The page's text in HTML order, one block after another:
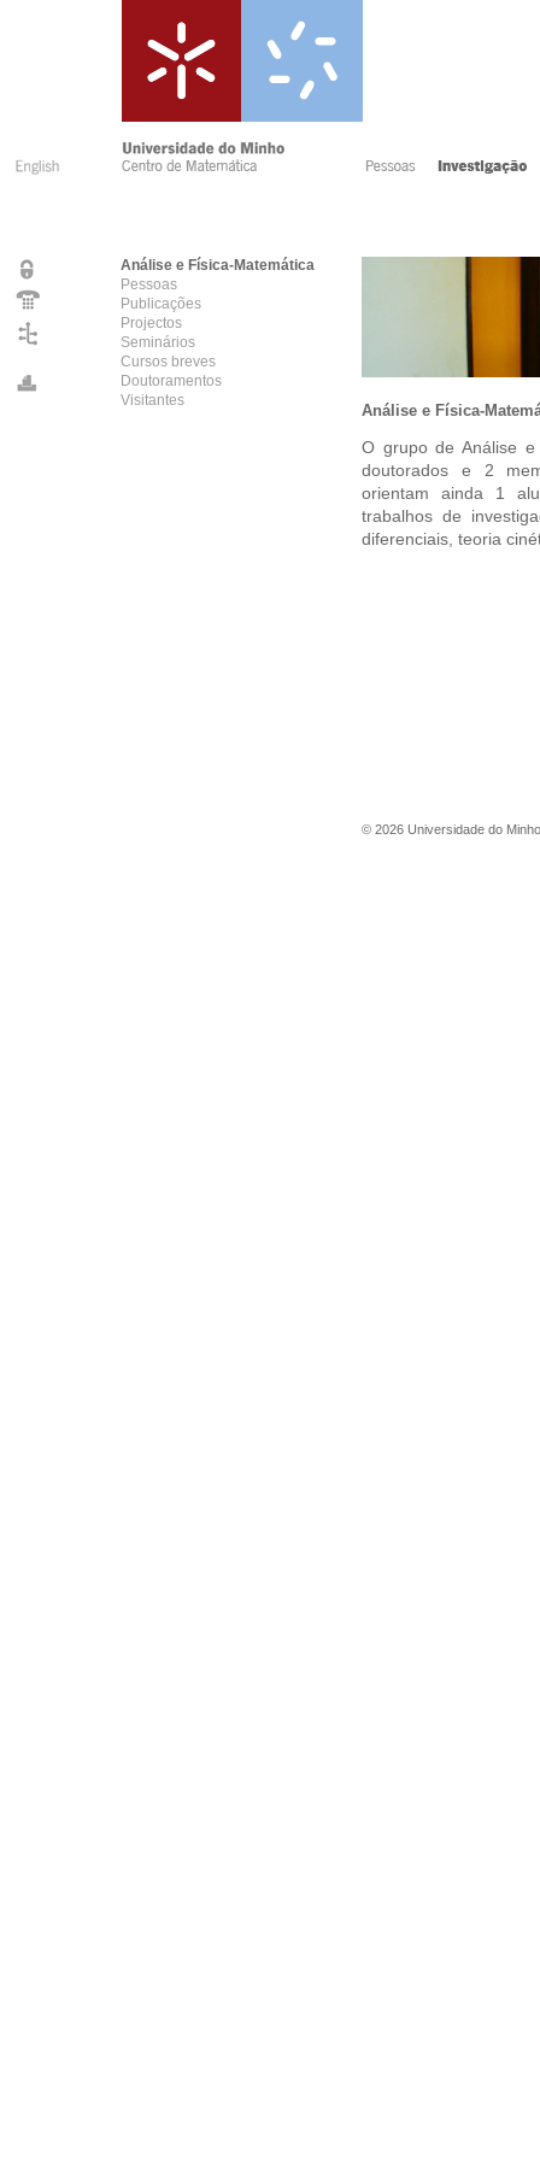
Análise e Física-Matemática
Pessoas
Publicações
Projectos
Seminários
Cursos breves
Doutoramentos
Visitantes
Análise e Física-
O grupo de Análise
doutorados e 2
orientam ainda 1
trabalhos de
diferenciais, teoria
© 2026 Universidade do Minho